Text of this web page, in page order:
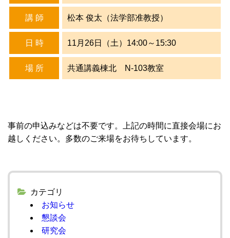
講 師 松本 俊太（法学部准教授）
日 時 11月26日（土）14:00～15:30
場 所 共通講義棟北 N-103教室
事前の申込みなどは不要です。上記の時間に直接会場にお
越しください。多数のご来場をお待ちしています。
カテゴリ
お知らせ
懇談会
研究会